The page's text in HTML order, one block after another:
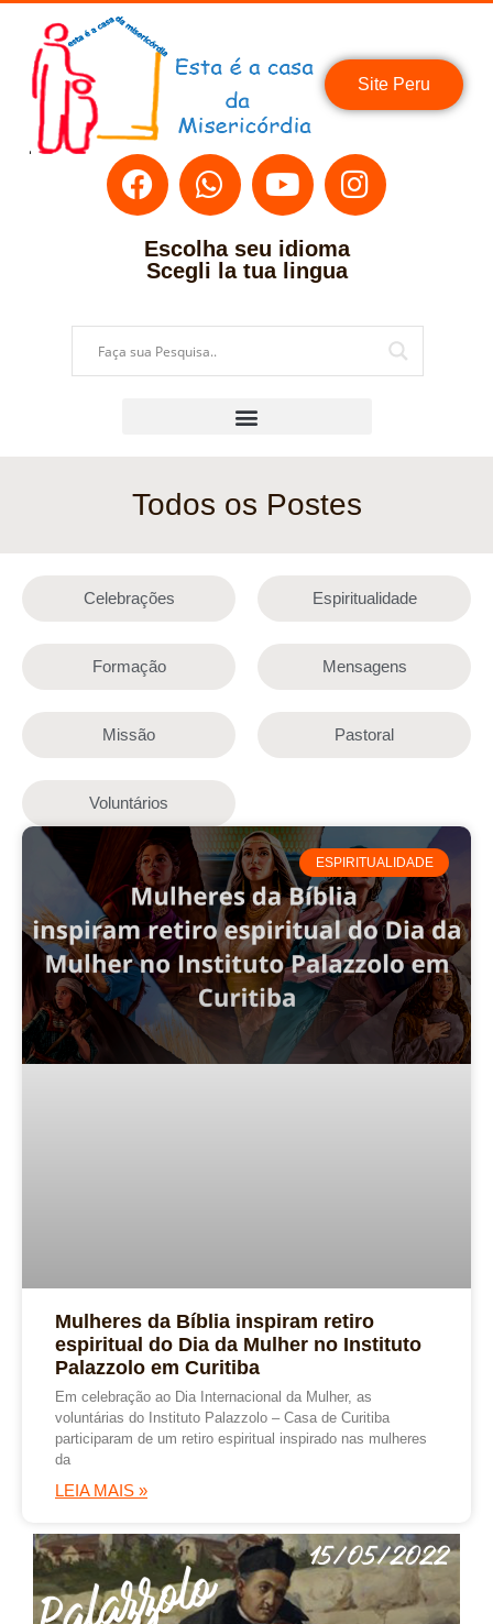
Site Peru
Escolha seu idioma
Scegli la tua lingua
Todos os Postes
Celebrações Espiritualidade
Formação Mensagens
Missão Pastoral
Voluntários
ESPIRITUALIDADE
Mulheres da Bíblia inspiram retiro
espiritual do Dia da Mulher no Instituto
Palazzolo em Curitiba
Em celebração ao Dia Internacional da Mulher, as
voluntárias do Instituto Palazzolo – Casa de Curitiba
participaram de um retiro espiritual inspirado nas mulheres
da
LEIA MAIS »